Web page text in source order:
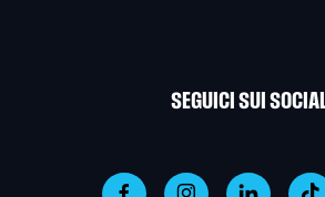
SEGUICI SUI